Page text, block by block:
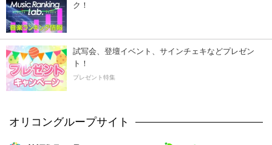
ク！
試写会、登壇イベント、サインチェキなどプレゼン
ト！
プレゼント特集
オリコングループサイト